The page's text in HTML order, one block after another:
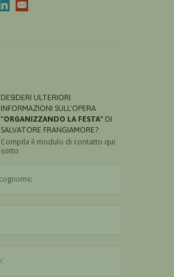
DESIDERI ULTERIORI
INFORMAZIONI SULL'OPERA
"ORGANIZZANDO LA FESTA" DI
SALVATORE FRANGIAMORE?
Compila il modulo di contatto qui
sotto